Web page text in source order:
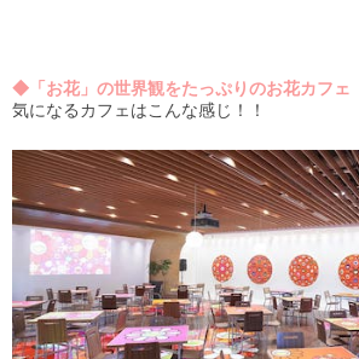
◆「お花」の世界観をたっぷりのお花カフェ
気になるカフェはこんな感じ！！